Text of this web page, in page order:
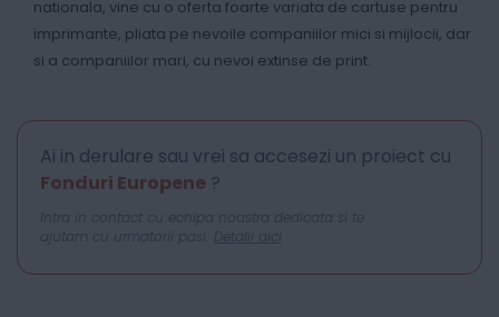
nationala, vine cu o oferta foarte variata de cartuse pentru
imprimante, pliata pe nevoile companiilor mici si mijlocii, dar
si a companiilor mari, cu nevoi extinse de print.
Ai in derulare sau vrei sa accesezi un proiect cu
Fonduri Europene ?
Intra in contact cu echipa noastra dedicata si te
ajutam cu urmatorii pasi. Detalii aici